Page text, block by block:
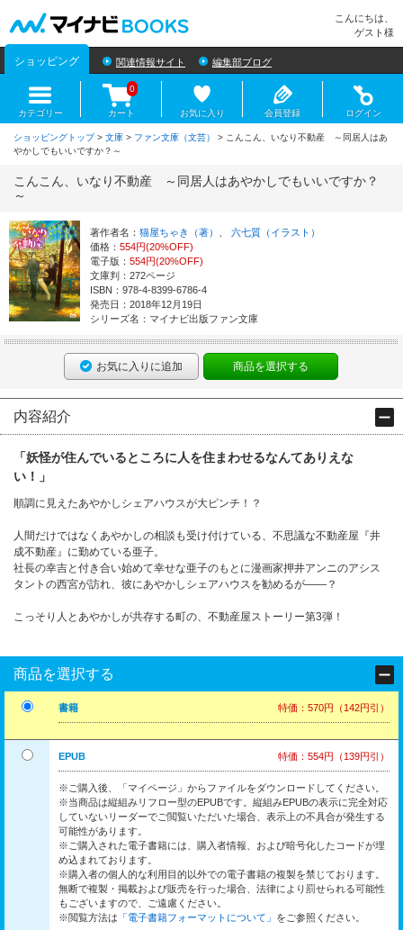
こんにちは、
ゲスト様
ショッピング 関連情報サイト 編集部ブログ
カテゴリー カート
0
お気に入り 会員登録 ログイン
ショッピングトップ> 文庫 > ファン文庫（文芸）
> こんこん、いなり不動産 ～同居人はあ
やかしでもいいですか？～
こんこん、いなり不動産 ～同居人はあやかしでもいいですか？
～
著作者名： 猫屋ちゃき（著）
六七質（イラスト）
価格： 554円(20%OFF)
電子版： 554円(20%OFF)
文庫判：272ページ
ISBN：978-4-8399-6786-4
発売日：2018年12月19日
シリーズ名：マイナビ出版ファン文庫
お気に入りに追加 商品を選択する
内容紹介
「妖怪が住んでいるところに人を住まわせるなんてありえな
い！」
順調に見えたあやかしシェアハウスが大ピンチ！？
人間だけではなくあやかしの相談も受け付けている、不思議な不動産屋『井
成不動産』に勤めている亜子。
社長の幸吉と付き合い始めて幸せな亜子のもとに漫画家押井アンニのアシス
タントの西宮が訪れ、彼にあやかしシェアハウスを勧めるが――？
こっそり人とあやかしが共存する町の、不動産屋ストーリー第3弾！
商品を選択する
書籍 特価：570円（142円引）
EPUB 特価：554円（139円引）
※ご購入後、「マイページ」からファイルをダウンロードしてください。
※当商品は縦組みリフロー型のEPUBです。縦組みEPUBの表示に完全対応
していないリーダーでご閲覧いただいた場合、表示上の不具合が発生する
可能性があります。
※ご購入された電子書籍には、購入者情報、および暗号化したコードが埋
め込まれております。
※購入者の個人的な利用目的以外での電子書籍の複製を禁じております。
無断で複製・掲載および販売を行った場合、法律により罰せられる可能性
もございますので、ご遠慮ください。
※閲覧方法は 「電子書籍フォーマットについて」 をご参照ください。